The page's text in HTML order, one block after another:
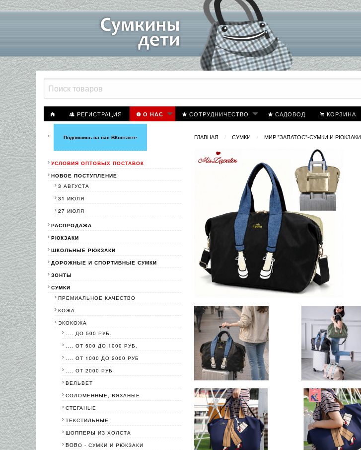
РЕГИСТРАЦИЯ О НАС СОТРУДНИЧЕСТВО САДОВОД КОРЗИНА
ГЛАВНАЯ СУМКИ МИР "ЗАПАТОС"-СУМКИ И РЮКЗАКИ
Подпишись на нас ВКонтакте
УСЛОВИЯ ОПТОВЫХ ПОСТАВОК
НОВОЕ ПОСТУПЛЕНИЕ
3 АВГУСТА
31 ИЮЛЯ
27 ИЮЛЯ
РАСПРОДАЖА
РЮКЗАКИ
ШКОЛЬНЫЕ РЮКЗАКИ
ДОРОЖНЫЕ И СПОРТИВНЫЕ СУМКИ
ЗОНТЫ
СУМКИ
ПРЕМИАЛЬНОЕ КАЧЕСТВО
КОЖА
ЭКОКОЖА
.... ДО 500 РУБ.
.... ОТ 500 ДО 1000 РУБ.
.... ОТ 1000 ДО 2000 РУБ
.... ОТ 2000 РУБ
ВЕЛЬВЕТ
СОЛОМЕННЫЕ, ВЯЗАНЫЕ
СТЕГАНЫЕ
ТЕКСТИЛЬНЫЕ
ШОППЕРЫ ИЗ ХОЛСТА
BOBО - СУМКИ И РЮКЗАКИ